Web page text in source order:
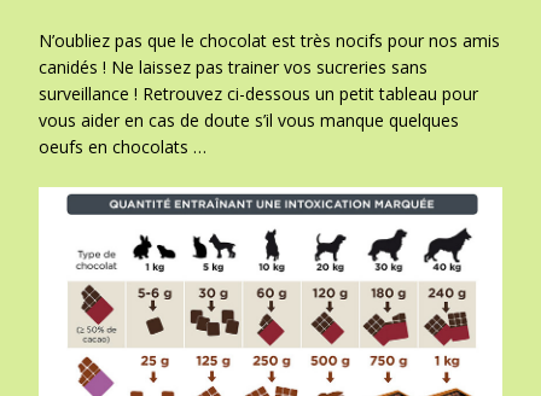
N’oubliez pas que le chocolat est très nocifs pour nos amis
canidés ! Ne laissez pas trainer vos sucreries sans
surveillance ! Retrouvez ci-dessous un petit tableau pour
vous aider en cas de doute s’il vous manque quelques
oeufs en chocolats …